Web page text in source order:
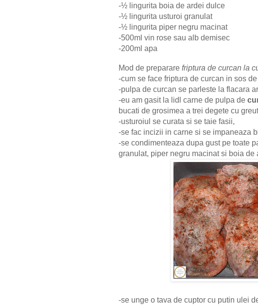
-½ lingurita boia de ardei dulce
-½ lingurita usturoi granulat
-½ lingurita piper negru macinat
-500ml vin rose sau alb demisec
-200ml apa
Mod de preparare friptura de curcan la
-cum se face friptura de curcan in sos
-pulpa de curcan se parleste la flacara
-eu am gasit la lidl carne de pulpa de
bucati de grosimea a trei degete cu
-usturoiul se curata si se taie fasii,
-se fac incizii in carne si se impaneaza
-se condimenteaza dupa gust pe toate
granulat, piper negru macinat si boia de
-se unge o tava de cuptor cu putin ulei